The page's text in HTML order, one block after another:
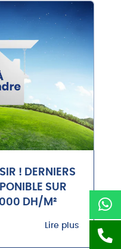
! DERNIERS
SUR
DH/M²
Lire plus